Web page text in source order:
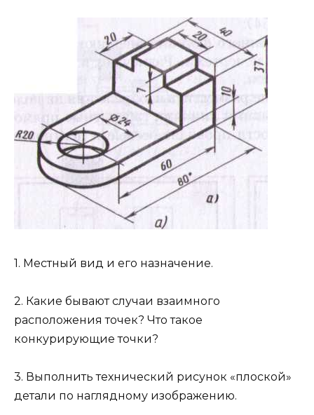
1. Местный вид и его назначение.
2. Какие бывают случаи взаимного
расположения точек? Что такое
конкурирующие точки?
3. Выполнить технический рисунок «плоской»
детали по наглядному изображению.